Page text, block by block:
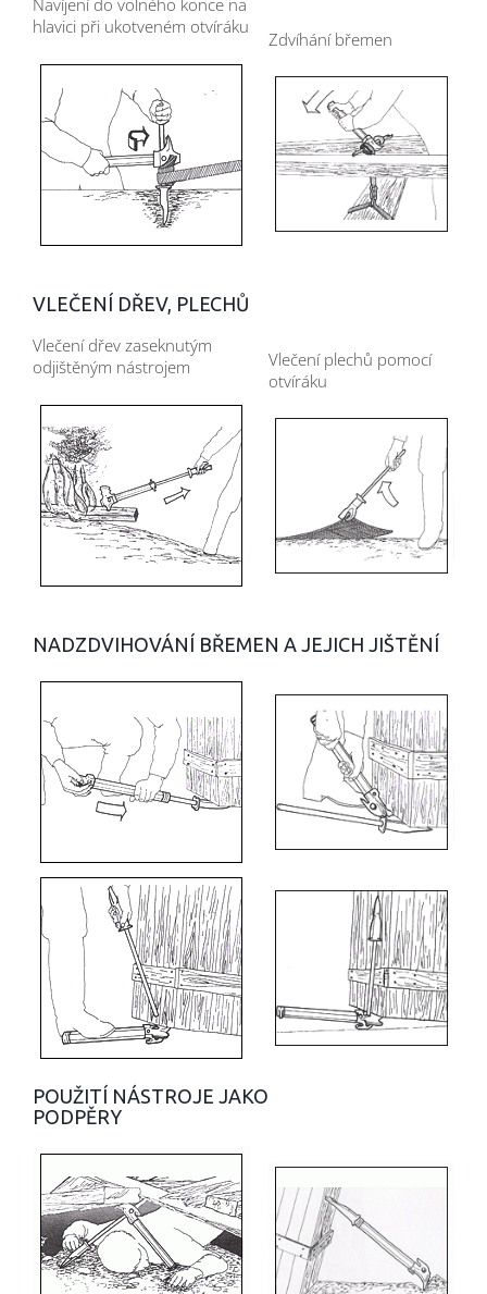
hlavici při ukotveném otvíráku
Zdvíhání břemen
VLEČENÍ DŘEV, PLECHŮ
Vlečení dřev zaseknutým
odjištěným nástrojem
Vlečení plechů pomocí
otvíráku
NADZDVIHOVÁNÍ BŘEMEN A JEJICH JIŠTĚNÍ
POUŽITÍ NÁSTROJE JAKO
PODPĚRY